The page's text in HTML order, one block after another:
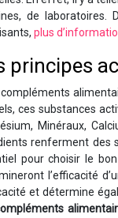
de
plus
principes
ces substances
Minéraux,
renferment des
pour choisir le
l’efficacité
et détermine